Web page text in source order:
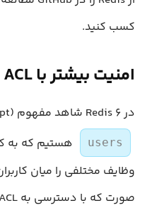
کسب کنید.
امنیت بیشتر با ACL
در Redis ۶ شاهد مفهوم (concept) جدیدی با نام
users
هستیم که به
وظایف مختلفی را میان